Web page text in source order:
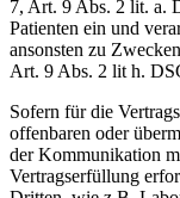
7, Art. 9 Abs. 2 lit. a.
Patienten ein und
ansonsten zu
Art. 9 Abs. 2 lit h.
Sofern für die
offenbaren oder
der Kommunikation
Vertragserfüllung